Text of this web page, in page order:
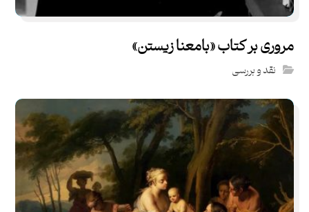
مروری بر کتاب «بامعنا زیستن»
نقد و بررسی